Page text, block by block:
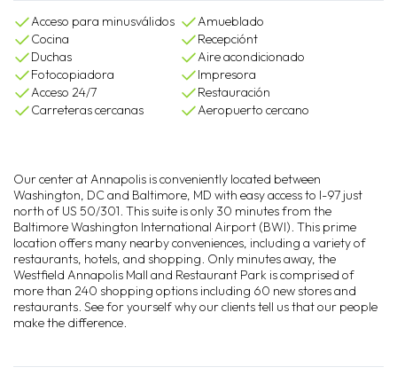
Acceso para minusválidos
Amueblado
Cocina
Recepciónt
Duchas
Aire acondicionado
Fotocopiadora
Impresora
Acceso 24/7
Restauración
Carreteras cercanas
Aeropuerto cercano
Our center at Annapolis is conveniently located between
Washington, DC and Baltimore, MD with easy access to I-97 just
north of US 50/301. This suite is only 30 minutes from the
Baltimore Washington International Airport (BWI). This prime
location offers many nearby conveniences, including a variety of
restaurants, hotels, and shopping. Only minutes away, the
Westfield Annapolis Mall and Restaurant Park is comprised of
more than 240 shopping options including 60 new stores and
restaurants. See for yourself why our clients tell us that our people
make the difference.